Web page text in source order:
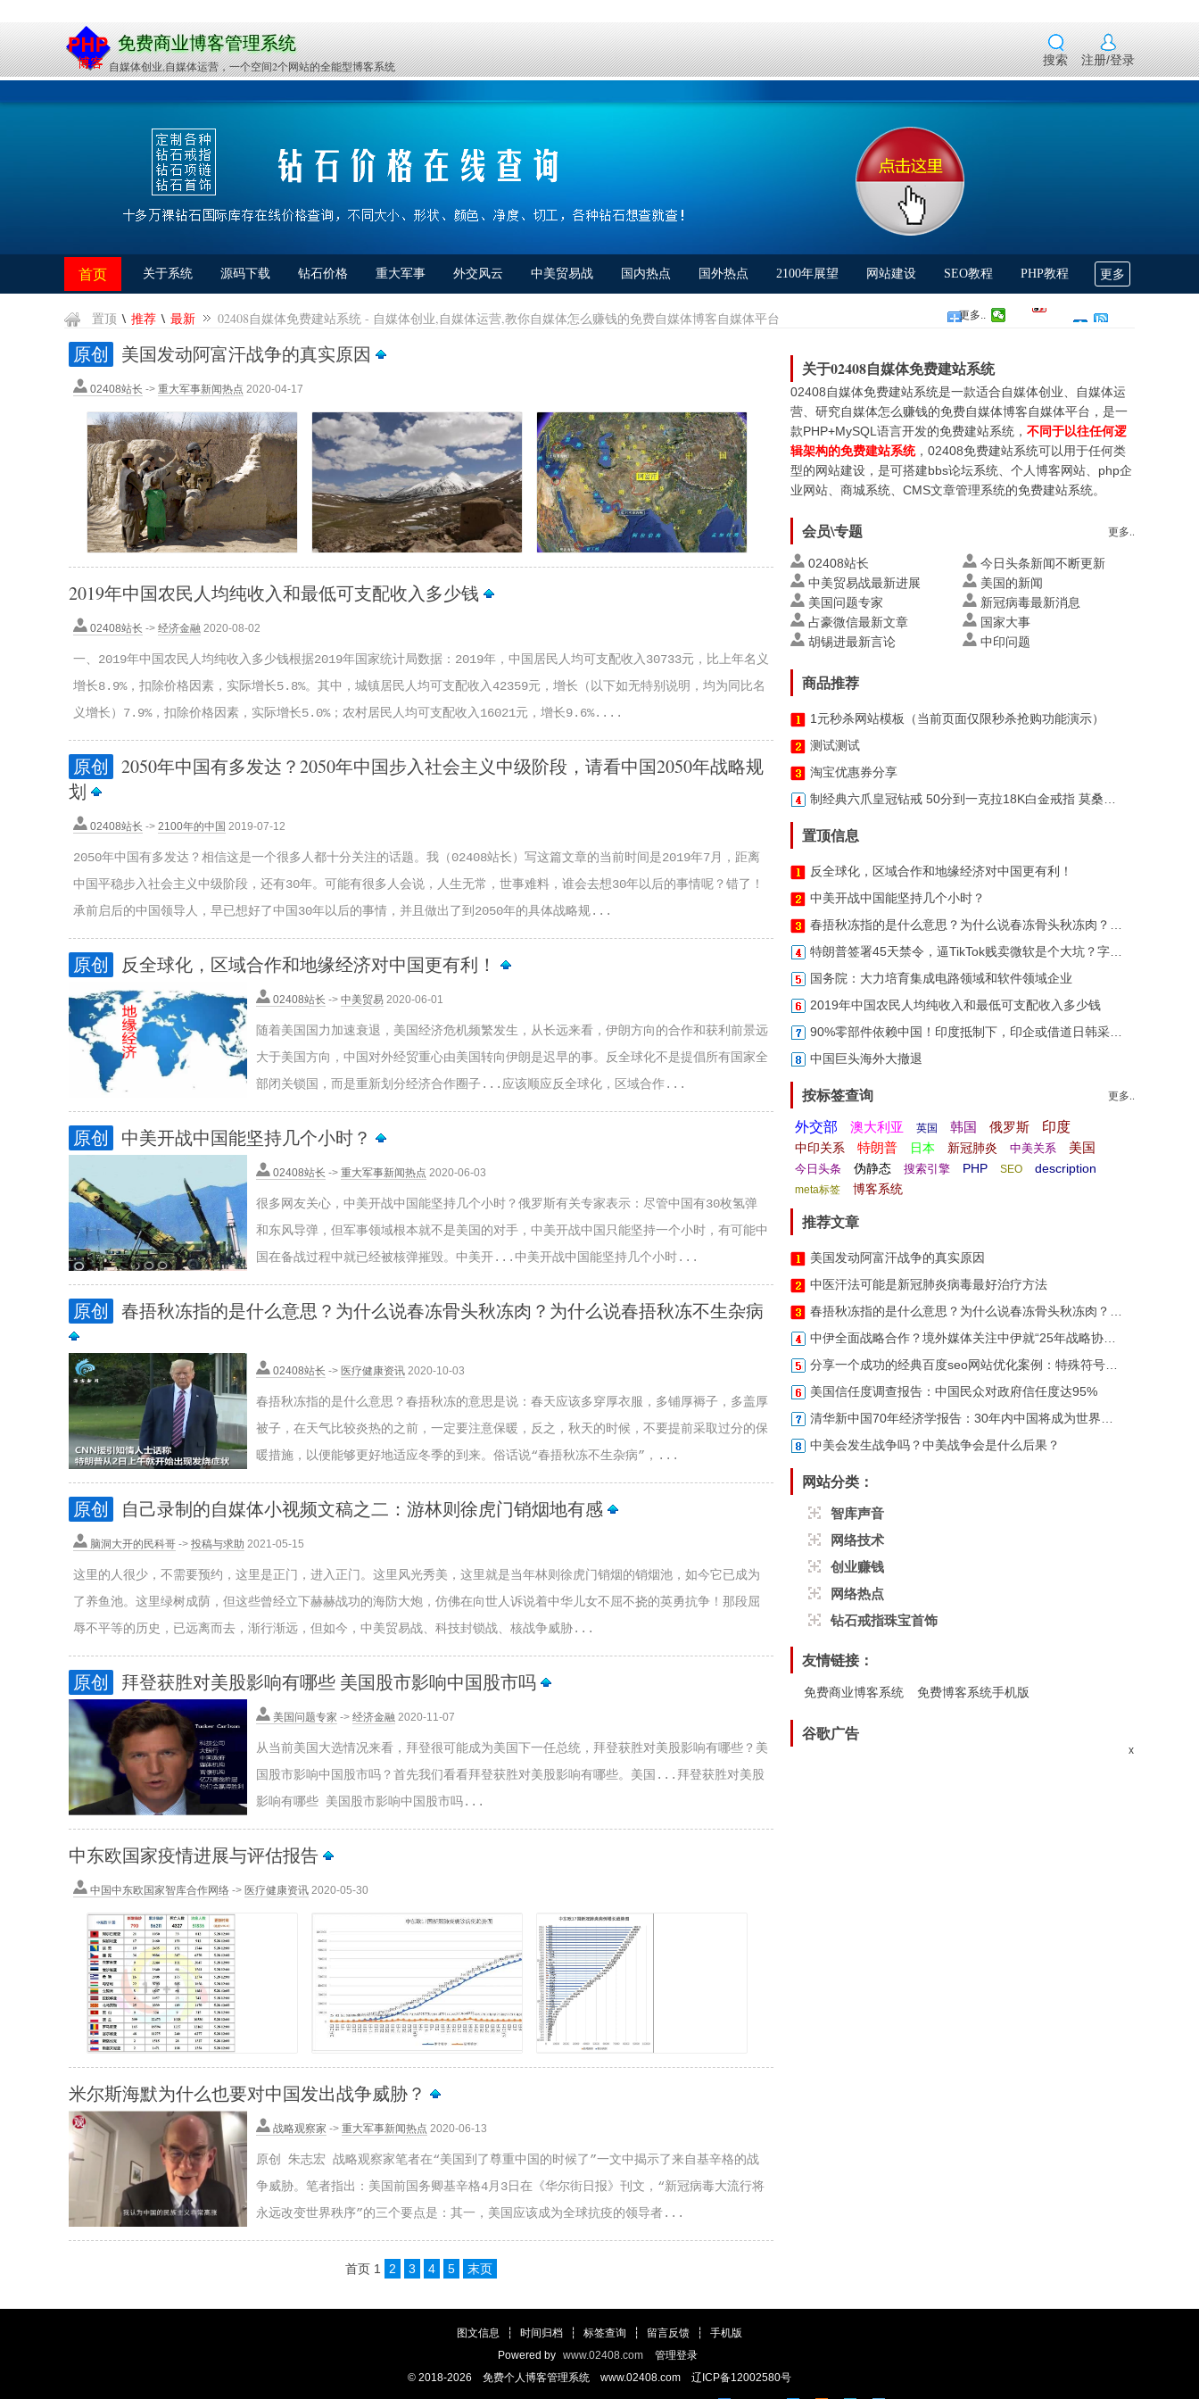
注册/登录
搜索
02408自媒体免费建站系统
博客、文章系统、商城、企业网站、个性化论坛等随心变
免费商业博客管理系统
自媒体创业,自媒体运营，一个空间2个网站的全能型博客系统
个人博客系统免费下载
更多
首页 关于系统 源码下载 钻石价格 重大军事 外交风云 中美贸易战 国内热点 国外热点 2100年展望 网站建设 SEO教程 PHP教程
网站模板 创业赚钱 网络热点 图片展示 留言板 更多..
置顶 \ 推荐 \ 最新 02408自媒体免费建站系统 - 自媒体创业,自媒体运营,教你自媒体怎么赚钱的免费自媒体博客自媒体平台
原创 美国发动阿富汗战争的真实原因
02408站长 -> 重大军事新闻热点 2020-04-17
2019年中国农民人均纯收入和最低可支配收入多少钱
02408站长 -> 经济金融 2020-08-02
一、2019年中国农民人均纯收入多少钱根据2019年国家统计局数据：2019年，中国居民人均可支配收入30733元，比上年名义
增长8.9%，扣除价格因素，实际增长5.8%。其中，城镇居民人均可支配收入42359元，增长（以下如无特别说明，均为同比名
义增长）7.9%，扣除价格因素，实际增长5.0%；农村居民人均可支配收入16021元，增长9.6%....
原创 2050年中国有多发达？2050年中国步入社会主义中级阶段，请看中国2050年战略规
划
02408站长 -> 2100年的中国 2019-07-12
2050年中国有多发达？相信这是一个很多人都十分关注的话题。我（02408站长）写这篇文章的当前时间是2019年7月，距离
中国平稳步入社会主义中级阶段，还有30年。可能有很多人会说，人生无常，世事难料，谁会去想30年以后的事情呢？错了！
承前启后的中国领导人，早已想好了中国30年以后的事情，并且做出了到2050年的具体战略规...
原创 反全球化，区域合作和地缘经济对中国更有利！
02408站长 -> 中美贸易 2020-06-01
随着美国国力加速衰退，美国经济危机频繁发生，从长远来看，伊朗方向的合作和获利前景远
大于美国方向，中国对外经贸重心由美国转向伊朗是迟早的事。反全球化不是提倡所有国家全
部闭关锁国，而是重新划分经济合作圈子...应该顺应反全球化，区域合作...
原创 中美开战中国能坚持几个小时？
02408站长 -> 重大军事新闻热点 2020-06-03
很多网友关心，中美开战中国能坚持几个小时？俄罗斯有关专家表示：尽管中国有30枚氢弹
和东风导弹，但军事领域根本就不是美国的对手，中美开战中国只能坚持一个小时，有可能中
国在备战过程中就已经被核弹摧毁。中美开...中美开战中国能坚持几个小时...
原创 春捂秋冻指的是什么意思？为什么说春冻骨头秋冻肉？为什么说春捂秋冻不生杂病
02408站长 -> 医疗健康资讯 2020-10-03
春捂秋冻指的是什么意思？春捂秋冻的意思是说：春天应该多穿厚衣服，多铺厚褥子，多盖厚
被子，在天气比较炎热的之前，一定要注意保暖，反之，秋天的时候，不要提前采取过分的保
暖措施，以便能够更好地适应冬季的到来。俗话说“春捂秋冻不生杂病”，...
原创 自己录制的自媒体小视频文稿之二：游林则徐虎门销烟地有感
脑洞大开的民科哥 -> 投稿与求助 2021-05-15
这里的人很少，不需要预约，这里是正门，进入正门。这里风光秀美，这里就是当年林则徐虎门销烟的销烟池，如今它已成为
了养鱼池。这里绿树成荫，但这些曾经立下赫赫战功的海防大炮，仿佛在向世人诉说着中华儿女不屈不挠的英勇抗争！那段屈
辱不平等的历史，已远离而去，渐行渐远，但如今，中美贸易战、科技封锁战、核战争威胁...
原创 拜登获胜对美股影响有哪些 美国股市影响中国股市吗
美国问题专家 -> 经济金融 2020-11-07
从当前美国大选情况来看，拜登很可能成为美国下一任总统，拜登获胜对美股影响有哪些？美
国股市影响中国股市吗？首先我们看看拜登获胜对美股影响有哪些。美国...拜登获胜对美股
影响有哪些 美国股市影响中国股市吗...
中东欧国家疫情进展与评估报告
中国中东欧国家智库合作网络 -> 医疗健康资讯 2020-05-30
米尔斯海默为什么也要对中国发出战争威胁？
战略观察家 -> 重大军事新闻热点 2020-06-13
原创 朱志宏 战略观察家笔者在“美国到了尊重中国的时候了”一文中揭示了来自基辛格的战
争威胁。笔者指出：美国前国务卿基辛格4月3日在《华尔街日报》刊文，“新冠病毒大流行将
永远改变世界秩序”的三个要点是：其一，美国应该成为全球抗疫的领导者...
首页 1 2 3 4 5 末页
关于02408自媒体免费建站系统
02408自媒体免费建站系统是一款适合自媒体创业、自媒体运
营、研究自媒体怎么赚钱的免费自媒体博客自媒体平台，是一
款PHP+MySQL语言开发的免费建站系统， 不同于以往任何逻
辑架构的免费建站系统，02408免费建站系统可以用于任何类
型的网站建设，是可搭建bbs论坛系统、个人博客网站、php企
业网站、商城系统、CMS文章管理系统的免费建站系统。
更多..
会员\专题
02408站长
今日头条新闻不断更新
中美贸易战最新进展
美国的新闻
美国问题专家
新冠病毒最新消息
占豪微信最新文章
国家大事
胡锡进最新言论
中印问题
商品推荐
1元秒杀网站模板（当前页面仅限秒杀抢购功能演示）
测试测试
淘宝优惠券分享
制经典六爪皇冠钻戒 50分到一克拉18K白金戒指 莫桑钻戒指 深圳钻石
置顶信息
反全球化，区域合作和地缘经济对中国更有利！
中美开战中国能坚持几个小时？
春捂秋冻指的是什么意思？为什么说春冻骨头秋冻肉？为什么说春捂
特朗普签署45天禁令，逼TikTok贱卖微软是个大坑？字节跳动可能一
国务院：大力培育集成电路领域和软件领域企业
2019年中国农民人均纯收入和最低可支配收入多少钱
90%零部件依赖中国！印度抵制下，印企或借道日韩采购自华商品
中国巨头海外大撤退
更多..
按标签查询
外交部 澳大利亚 英国 韩国 俄罗斯 印度
中印关系 特朗普 日本 新冠肺炎 中美关系 美国
今日头条 伪静态 搜索引擎 PHP SEO description
meta标签 博客系统
推荐文章
美国发动阿富汗战争的真实原因
中医汗法可能是新冠肺炎病毒最好治疗方法
春捂秋冻指的是什么意思？为什么说春冻骨头秋冻肉？为什么说春捂
中伊全面战略合作？境外媒体关注中伊就“25年战略协议”展开谈判
分享一个成功的经典百度seo网站优化案例：特殊符号大全网站
美国信任度调查报告：中国民众对政府信任度达95%
清华新中国70年经济学报告：30年内中国将成为世界第一大经济体
中美会发生战争吗？中美战争会是什么后果？
网站分类：
智库声音
网络技术
创业赚钱
网络热点
钻石戒指珠宝首饰
友情链接：
免费商业博客系统 免费博客系统手机版
谷歌广告
x
图文信息 ┆ 时间归档 ┆ 标签查询 ┆ 留言反馈 ┆
手机版
Powered by www.02408.com
管理登录
© 2018-2026 免费个人博客管理系统 www.02408.com 辽ICP备12002580号